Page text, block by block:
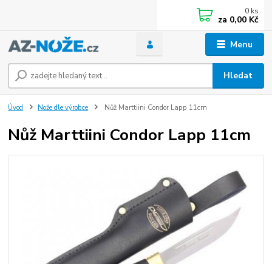
Menu
Hledat
0 ks
za 0,00 Kč
Úvod Nože dle výrobce Nůž Marttiini Condor Lapp 11cm
Nůž Marttiini Condor Lapp 11cm